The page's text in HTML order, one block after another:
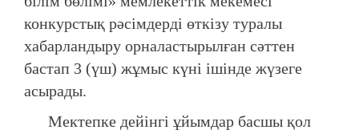
конкурстық рәсімдерді өткізу туралы
хабарландыру орналастырылған сәттен
бастап 3 (үш) жұмыс күні ішінде жүзеге
асырады.
Мектепке дейінгі ұйымдар басшы қол